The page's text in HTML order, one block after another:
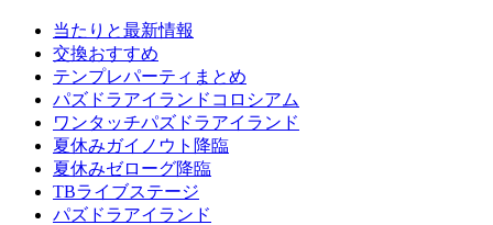
当たりと最新情報
交換おすすめ
テンプレパーティまとめ
パズドラアイランドコロシアム
ワンタッチパズドラアイランド
夏休みガイノウト降臨
夏休みゼローグ降臨
TBライブステージ
パズドラアイランド